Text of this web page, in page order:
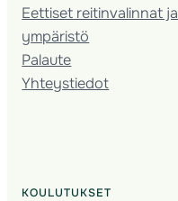
Eettiset reitinvalinnat ja
ympäristö
Palaute
Yhteystiedot
KOULUTUKSET